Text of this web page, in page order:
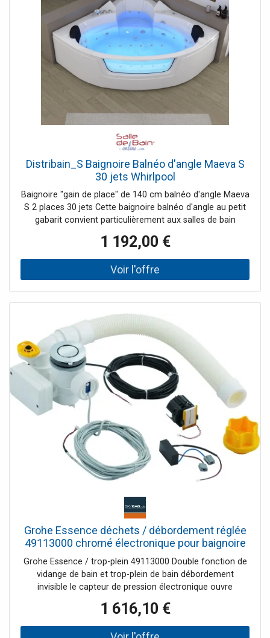
Un spot subaquatique permet de combiner la
chromothérapie à la balnéothérapie pour libérer
également l'esprit. Le + : Ses 3 tabliers permettent de la
placer dans l'angle de votre choix!
Distribain_S Baignoire Balnéo d'angle Maeva S
30 jets Whirlpool
Baignoire "gain de place" de 140 cm balnéo d'angle Maeva
S 2 places 30 jets Cette baignoire balnéo d'angle au petit
gabarit convient particulièrement aux salles de bain
baignoire et son gain de place, avec 140cm de long,
sauront vous séduire. Ce modèle offre 30 jets et vous
permet de découvrir la balnéothérapie à domicile à petit
prix. Les deux places face à face bénéficient de jets
enfin 2 jets d'eau dorsaux sur la place en angle, cette
baignoire "gain de place" de 140 cm promet de beaux
moments de détente. Le grand hublot en façade permet
de diffuser la lumière du spot subaquatique de
chromothérapie à travers toute votre salle de bain. Le +
de la baignoire "gain de place" de 140x140 : Son gabarit,
son hublot et ses nombreux jets !
1 192,00 €
Grohe Essence déchets / débordement réglée
49113000 chromé électronique pour baignoire
îlot
Grohe Essence / trop-plein 49113000 Double fonction de
vidange de bain et trop-plein de bain débordement
invisible le capteur de pression électronique ouvre
maximum est dépassé, un raccordement secteur au
Plomberie nécessaire
1 616,10 €